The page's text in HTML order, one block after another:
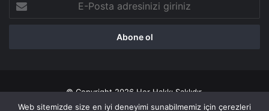
Posta
adresinizi
© Copyright 2026 Her Hakkı Saklıdır.
Web sitemizde size en iyi deneyimi sunabilmemiz için çerezleri